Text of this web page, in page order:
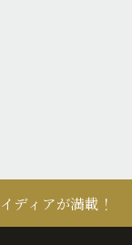
ディアが満載！